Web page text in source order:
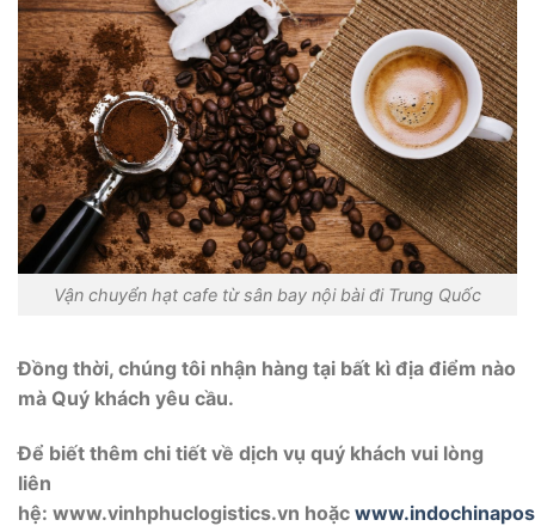
Vận chuyển hạt cafe từ sân bay nội bài đi Trung Quốc
Đồng thời, chúng tôi nhận hàng tại bất kì địa điểm nào
mà Quý khách yêu cầu.
Để biết thêm chi tiết về dịch vụ quý khách vui lòng
liên
hệ: www.vinhphuclogistics.vn hoặc